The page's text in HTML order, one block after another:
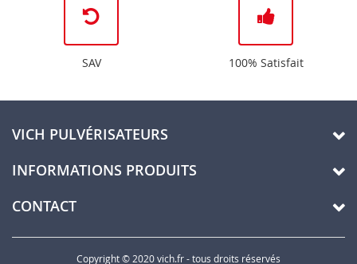
SAV 100% Satisfait
VICH PULVÉRISATEURS
INFORMATIONS PRODUITS
CONTACT
Copyright © 2020 vich.fr - tous droits réservés